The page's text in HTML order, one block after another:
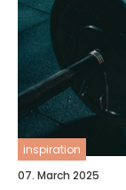
inspiration
07. March 2025